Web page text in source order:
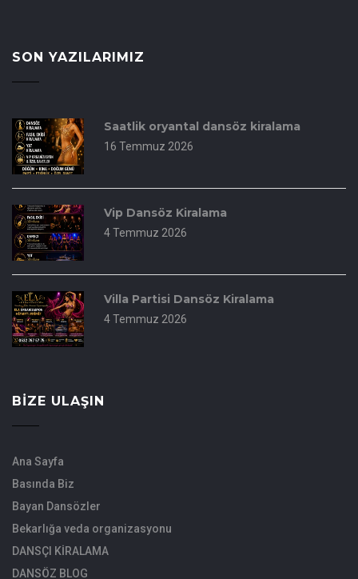
SON YAZILARIMIZ
Saatlik oryantal dansöz kiralama
16 Temmuz 2026
Vip Dansöz Kiralama
4 Temmuz 2026
Villa Partisi Dansöz Kiralama
4 Temmuz 2026
BIZE ULAŞIN
Ana Sayfa
Basında Biz
Bayan Dansözler
Bekarlığa veda organizasyonu
DANSÇI KİRALAMA
DANSÖZ BLOG